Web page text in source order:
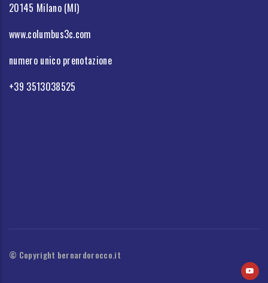
20145 Milano (MI)
www.columbus3c.com
numero unico prenotazione
+39 3513038525
© Copyright bernardorocco.it